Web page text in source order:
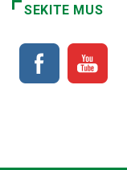
SEKITE MUS